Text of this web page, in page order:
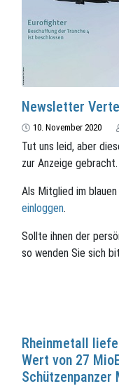
Newsletter
10. November 2020
Tut uns leid, aber
zur Anzeige gebracht.
Als Mitglied im
einloggen.
Sollte ihnen der
so wenden Sie sich
Rheinmetall
Wert von 27
Schützenpanzer